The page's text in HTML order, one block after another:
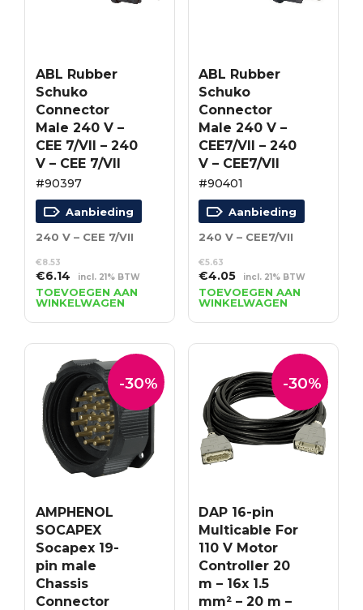
ABL Rubber
Schuko
Connector
Male 240 V –
CEE 7/VII – 240
V – CEE 7/VII
#90397
Aanbieding
240 V – CEE 7/VII
€8.53
Oorspronkelijke
prijs
was:
€8.53.
€6.14Huidige
prijs
is:
€6.14.
incl. 21% BTW
TOEVOEGEN AAN
WINKELWAGEN
ABL Rubber
Schuko
Connector
Male 240 V –
CEE7/VII – 240
V – CEE7/VII
#90401
Aanbieding
240 V – CEE7/VII
€5.63
Oorspronkelijke
prijs
was:
€5.63.
€4.05Huidige
prijs
is:
€4.05.
incl. 21% BTW
TOEVOEGEN AAN
WINKELWAGEN
-30%
AMPHENOL
SOCAPEX
Socapex 19-
pin male
Chassis
Connector
-30%
DAP 16-pin
Multicable For
110 V Motor
Controller 20
m – 16x 1.5
mm² – 20 m –